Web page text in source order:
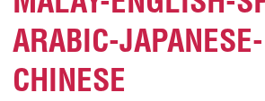
ARABIC-JAPANESE-
CHINESE